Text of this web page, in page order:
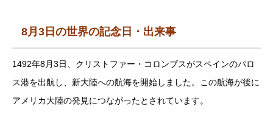
8月3日の世界の記念日・出来事
1492年8月3日、クリストファー・コロンブスがスペインのパロ
ス港を出航し、新大陸への航海を開始しました。この航海が後に
アメリカ大陸の発見につながったとされています。